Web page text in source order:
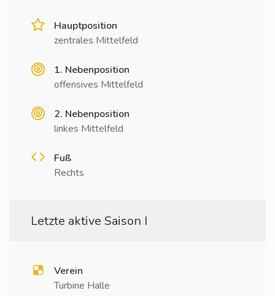
Hauptposition
zentrales Mittelfeld
1. Nebenposition
offensives Mittelfeld
2. Nebenposition
linkes Mittelfeld
Fuß
Rechts
Letzte aktive Saison I
Verein
Turbine Halle